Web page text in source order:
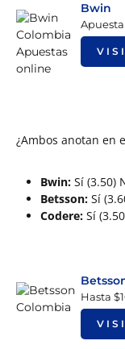
Bwin
¿Ambos anotan en
Bwin: Sí (3.50)
Betsson: Sí
Codere: Sí
Hasta